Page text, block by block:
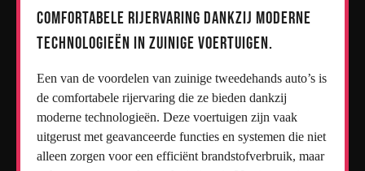
Comfortabele rijervaring dankzij moderne
technologieën in zuinige voertuigen.
Een van de voordelen van zuinige tweedehands auto’s is
de comfortabele rijervaring die ze bieden dankzij
moderne technologieën. Deze voertuigen zijn vaak
uitgerust met geavanceerde functies en systemen die niet
alleen zorgen voor een efficiënt brandstofverbruik, maar